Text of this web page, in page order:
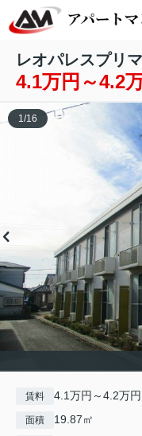
レオパレスプリ
4.1万円～4.2
1/16
賃料 4.1万円～4.2万
面積 19.87㎡